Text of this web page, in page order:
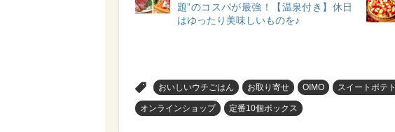
題”のコスパが最強！【温泉付き】休日
はゆったり美味しいものを♪
おいしいウチごはん お取り寄せ OIMO スイートポテト
オンラインショップ 定番10個ボックス